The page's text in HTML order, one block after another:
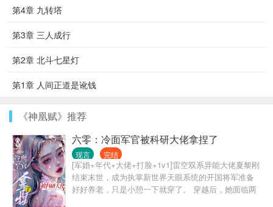
第4章 九转塔
第3章 三人成行
第2章 北斗七星灯
第1章 人间正道是讹钱
《神凰赋》推荐
六零：冷面军官被科研大佬拿捏了
现言 完结
[军婚+年代+大佬+打脸+1v1]雷空双系异能大佬夏黎刚
结束末世，成为执掌新世界天眼系统的开国将军准备
好好养老，只是小憩一下就穿了。 穿越后，她面临两